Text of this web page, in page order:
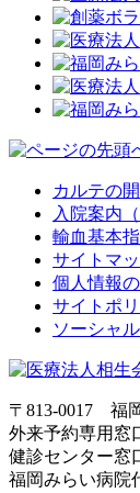
カルテの
入院案内
輸血基本
サイトマ
個人情報
サイトポ
ソーシャ
〒813-0017 福
外来予約専用窓
健診センター窓
福岡みらい病院